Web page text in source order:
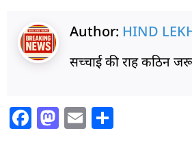
Author: HIND
सच्चाई की राह कठिन
F M E